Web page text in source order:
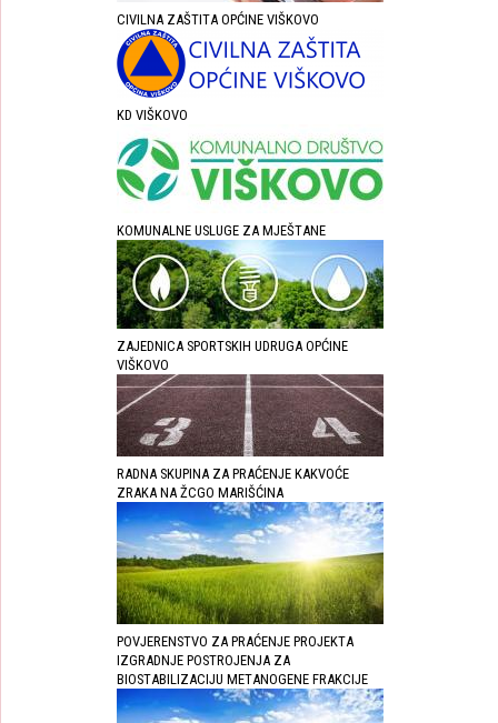
CIVILNA ZAŠTITA OPĆINE VIŠKOVO
KD VIŠKOVO
KOMUNALNE USLUGE ZA MJEŠTANE
ZAJEDNICA SPORTSKIH UDRUGA OPĆINE
VIŠKOVO
RADNA SKUPINA ZA PRAĆENJE KAKVOĆE
ZRAKA NA ŽCGO MARIŠĆINA
POVJERENSTVO ZA PRAĆENJE PROJEKTA
IZGRADNJE POSTROJENJA ZA
BIOSTABILIZACIJU METANOGENE FRAKCIJE